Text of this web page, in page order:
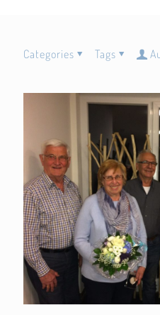
Categories Tags